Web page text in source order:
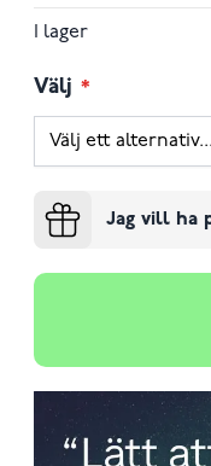
I lager
Välj
Jag vill ha